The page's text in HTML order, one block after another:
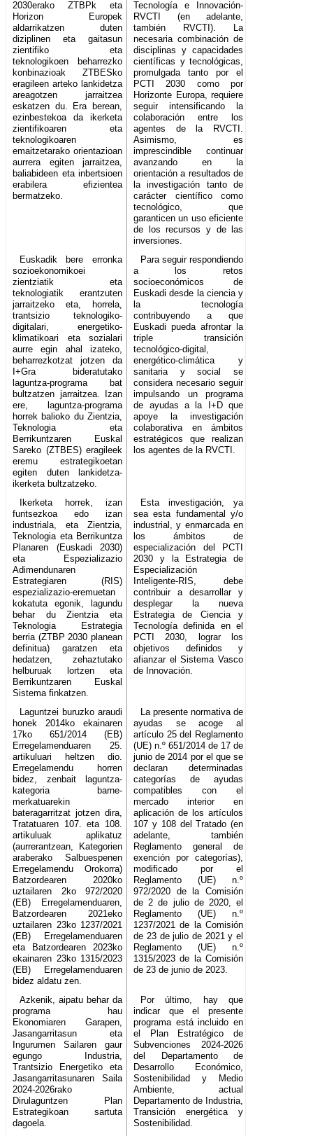
2030erako ZTBPk eta
Horizon Europek
aldarrikatzen duten
diziplinen eta gaitasun
zientifiko eta
teknologikoen beharrezko
konbinazioak ZTBESko
eragileen arteko lankidetza
areagotzen jarraitzea
eskatzen du. Era berean,
ezinbestekoa da ikerketa
zientifikoaren eta
teknologikoaren
emaitzetarako orientazioan
aurrera egiten jarraitzea,
baliabideen eta inbertsioen
erabilera efizientea
bermatzeko.
Tecnología e Innovación-
RVCTI (en adelante,
también RVCTI). La
necesaria combinación de
disciplinas y capacidades
científicas y tecnológicas,
promulgada tanto por el
PCTI 2030 como por
Horizonte Europa, requiere
seguir intensificando la
colaboración entre los
agentes de la RVCTI.
Asimismo, es
imprescindible continuar
avanzando en la
orientación a resultados de
la investigación tanto de
carácter científico como
tecnológico, que
garanticen un uso eficiente
de los recursos y de las
inversiones.
Euskadik bere erronka
sozioekonomikoei
zientziatik eta
teknologiatik erantzuten
jarraitzeko eta, horrela,
trantsizio teknologiko-
digitalari, energetiko-
klimatikoari eta sozialari
aurre egin ahal izateko,
beharrezkotzat jotzen da
I+Gra bideratutako
laguntza-programa bat
bultzatzen jarraitzea. Izan
ere, laguntza-programa
horrek balioko du Zientzia,
Teknologia eta
Berrikuntzaren Euskal
Sareko (ZTBES) eragileek
eremu estrategikoetan
egiten duten lankidetza-
ikerketa bultzatzeko.
Para seguir respondiendo
a los retos
socioeconómicos de
Euskadi desde la ciencia y
la tecnología
contribuyendo a que
Euskadi pueda afrontar la
triple transición
tecnológico-digital,
energético-climática y
sanitaria y social se
considera necesario seguir
impulsando un programa
de ayudas a la I+D que
apoye la investigación
colaborativa en ámbitos
estratégicos que realizan
los agentes de la RVCTI.
Ikerketa horrek, izan
funtsezkoa edo izan
industriala, eta Zientzia,
Teknologia eta Berrikuntza
Planaren (Euskadi 2030)
eta Espezializazio
Adimendunaren
Estrategiaren (RIS)
espezializazio-eremuetan
kokatuta egonik, lagundu
behar du Zientzia eta
Teknologia Estrategia
berria (ZTBP 2030 planean
definitua) garatzen eta
hedatzen, zehaztutako
helburuak lortzen eta
Berrikuntzaren Euskal
Sistema finkatzen.
Esta investigación, ya
sea esta fundamental y/o
industrial, y enmarcada en
los ámbitos de
especialización del PCTI
2030 y la Estrategia de
Especialización
Inteligente-RIS, debe
contribuir a desarrollar y
desplegar la nueva
Estrategia de Ciencia y
Tecnología definida en el
PCTI 2030, lograr los
objetivos definidos y
afianzar el Sistema Vasco
de Innovación.
Laguntzei buruzko araudi
honek 2014ko ekainaren
17ko 651/2014 (EB)
Erregelamenduaren 25.
artikuluari heltzen dio.
Erregelamendu horren
bidez, zenbait laguntza-
kategoria barne-
merkatuarekin
bateragarritzat jotzen dira,
Tratatuaren 107. eta 108.
artikuluak aplikatuz
(aurrerantzean, Kategorien
araberako Salbuespenen
Erregelamendu Orokorra)
Batzordearen 2020ko
uztailaren 2ko 972/2020
(EB) Erregelamenduaren,
Batzordearen 2021eko
uztailaren 23ko 1237/2021
(EB) Erregelamenduaren
eta Batzordearen 2023ko
ekainaren 23ko 1315/2023
(EB) Erregelamenduaren
bidez aldatu zen.
La presente normativa de
ayudas se acoge al
artículo 25 del Reglamento
(UE) n.º 651/2014 de 17 de
junio de 2014 por el que se
declaran determinadas
categorías de ayudas
compatibles con el
mercado interior en
aplicación de los artículos
107 y 108 del Tratado (en
adelante, también
Reglamento general de
exención por categorías),
modificado por el
Reglamento (UE) n.º
972/2020 de la Comisión
de 2 de julio de 2020, el
Reglamento (UE) n.º
1237/2021 de la Comisión
de 23 de julio de 2021 y el
Reglamento (UE) n.º
1315/2023 de la Comisión
de 23 de junio de 2023.
Azkenik, aipatu behar da
programa hau
Ekonomiaren Garapen,
Jasangarritasun eta
Ingurumen Sailaren gaur
egungo Industria,
Trantsizio Energetiko eta
Jasangarritasunaren Saila
2024-2026rako
Dirulaguntzen Plan
Estrategikoan sartuta
dagoela.
Por último, hay que
indicar que el presente
programa está incluido en
el Plan Estratégico de
Subvenciones 2024-2026
del Departamento de
Desarrollo Económico,
Sostenibilidad y Medio
Ambiente, actual
Departamento de Industria,
Transición energética y
Sostenibilidad.